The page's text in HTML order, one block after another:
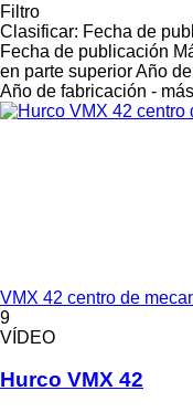
Filtro
Clasificar: Fecha de
Fecha de publicación
en parte superiorAño
Año de fabricación -
VMX 42 centro de
9
VÍDEO
Hurco VMX 42